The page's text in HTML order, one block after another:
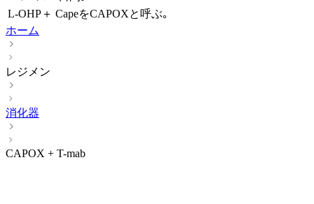
L-OHP＋ CapeをCAPOXと呼ぶ｡
ホーム
レジメン
消化器
CAPOX + T-mab